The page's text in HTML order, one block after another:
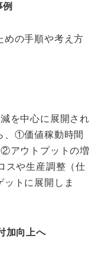
の手順や考え方
を中心に展開され
、①価値稼動時間
アウトプットの増
スや生産調整（仕
トに展開しま
加向上へ